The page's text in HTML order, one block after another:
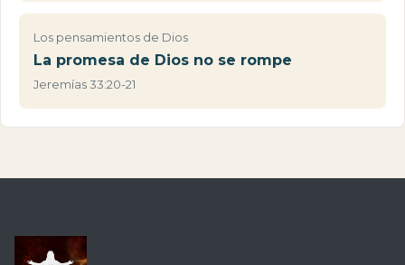
Los pensamientos de Dios
La promesa de Dios no se rompe
Jeremías 33:20-21